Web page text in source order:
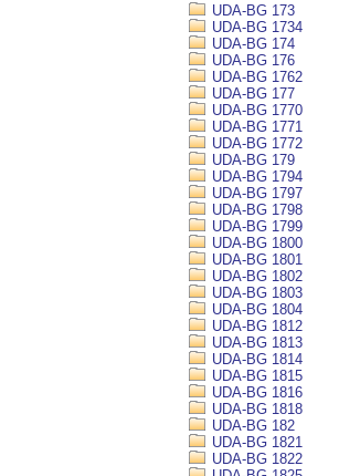
UDA-BG 173
UDA-BG 1734
UDA-BG 174
UDA-BG 176
UDA-BG 1762
UDA-BG 177
UDA-BG 1770
UDA-BG 1771
UDA-BG 1772
UDA-BG 179
UDA-BG 1794
UDA-BG 1797
UDA-BG 1798
UDA-BG 1799
UDA-BG 1800
UDA-BG 1801
UDA-BG 1802
UDA-BG 1803
UDA-BG 1804
UDA-BG 1812
UDA-BG 1813
UDA-BG 1814
UDA-BG 1815
UDA-BG 1816
UDA-BG 1818
UDA-BG 182
UDA-BG 1821
UDA-BG 1822